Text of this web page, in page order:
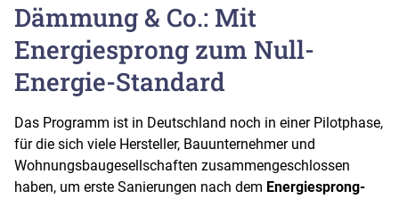
Dämmung & Co.: Mit
Energiesprong zum Null-
Energie-Standard
Das Programm ist in Deutschland noch in einer Pilotphase,
für die sich viele Hersteller, Bauunternehmer und
Wohnungsbaugesellschaften zusammengeschlossen
haben, um erste Sanierungen nach dem Energiesprong-